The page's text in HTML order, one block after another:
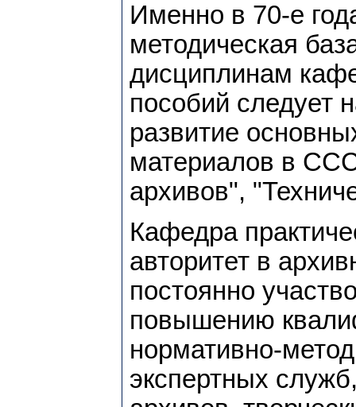
Именно в 70-е
методическая
дисциплинам
пособий следует
развитие
материалов в
архивов",
Кафедра
авторитет в
постоянно
повышению
нормативно-
экспертных